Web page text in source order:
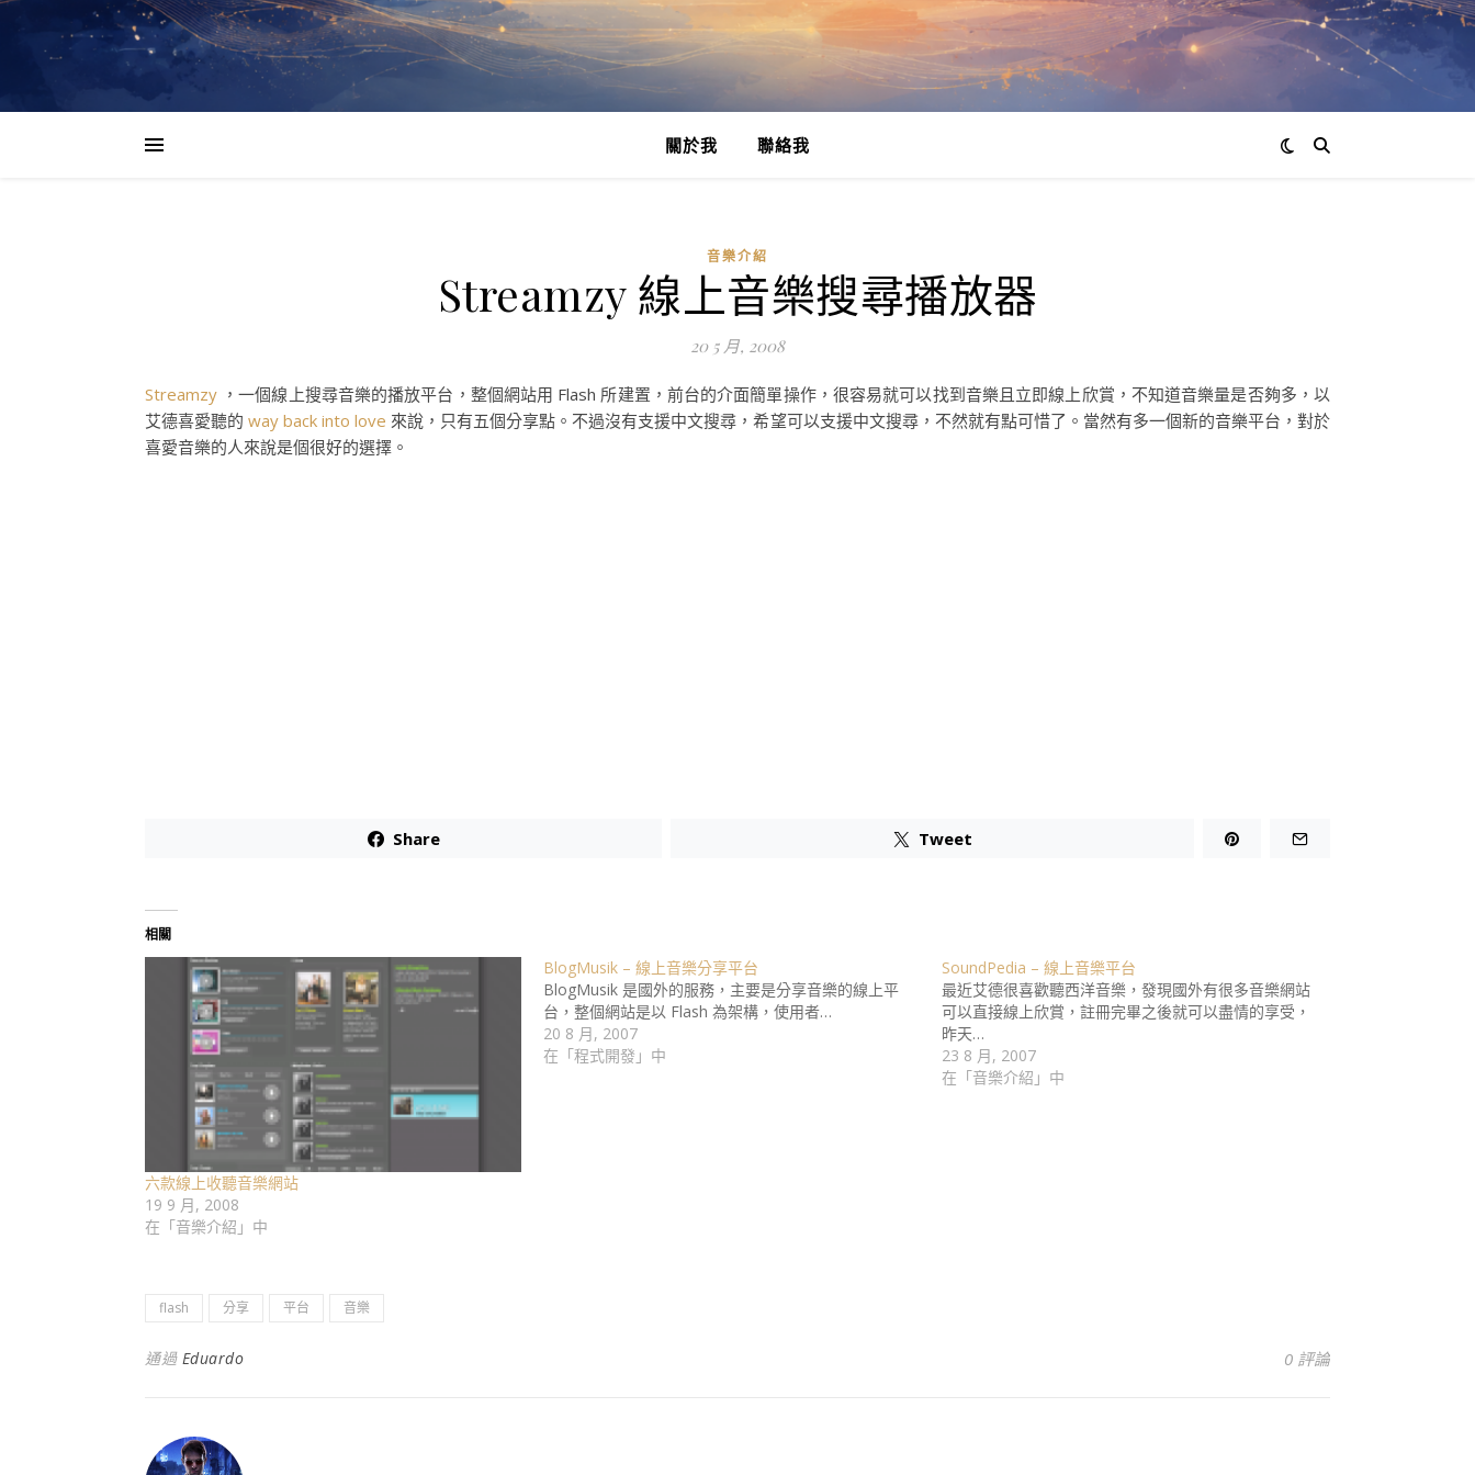
關於我 聯絡我
音樂介紹
Streamzy 線上音樂搜尋播放器
20 5 月, 2008
Streamzy ，一個線上搜尋音樂的播放平台，整個網站用 Flash 所建置，前台的介面簡單操作，很容易就可以找到音樂且立即線上欣賞，不知道音樂量是否夠多，以
艾德喜愛聽的way back into love 來說，只有五個分享點。不過沒有支援中文搜尋，希望可以支援中文搜尋，不然就有點可惜了。當然有多一個新的音樂平台，對於
喜愛音樂的人來說是個很好的選擇。
Share Tweet
相關
六款線上收聽音樂網站
19 9 月, 2008
在「音樂介紹」中
BlogMusik – 線上音樂分享平台
BlogMusik 是國外的服務，主要是分享音樂的線上平
台，整個網站是以 Flash 為架構，使用者…
20 8 月, 2007
在「程式開發」中
SoundPedia – 線上音樂平台
最近艾德很喜歡聽西洋音樂，發現國外有很多音樂網站
可以直接線上欣賞，註冊完畢之後就可以盡情的享受，
昨天…
23 8 月, 2007
在「音樂介紹」中
flash 分享 平台 音樂
通過 Eduardo 0 評論